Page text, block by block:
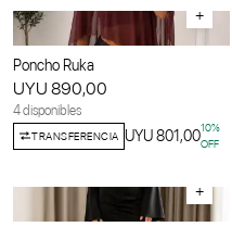
+
Poncho Ruka
UYU 890,00
4 disponibles
TRANSFERENCIA UYU 801,0010%
OFF
+